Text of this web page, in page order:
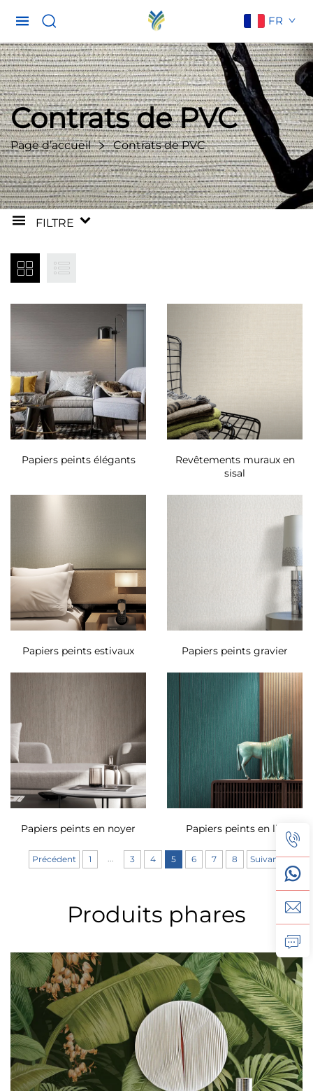
FR
Contrats de PVC
Page d’accueil Contrats de PVC
FILTRE
Papiers peints élégants
Revêtements muraux en
sisal
Papiers peints estivaux Papiers peints gravier
Papiers peints en noyer Papiers peints en lin
Précédent 1 ... 3 4 5 6 7 8 Suivant
Produits phares